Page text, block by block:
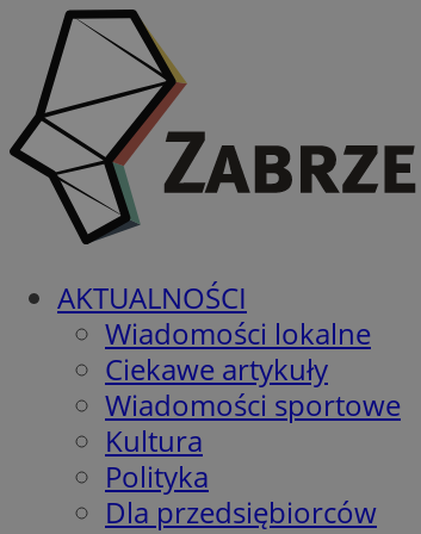
AKTUALNOŚCI
Wiadomości lokalne
Ciekawe artykuły
Wiadomości sportowe
Kultura
Polityka
Dla przedsiębiorców